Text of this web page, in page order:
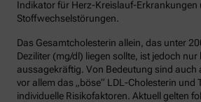
Indikator für Herz-Kreislauf-Erkrankungen
Stoffwechselstörungen.
Das Gesamtcholesterin allein, das unter
Deziliter (mg/dl) liegen sollte, ist jedoch nur
aussagekräftig. Von Bedeutung sind auch
vor allem das „böse“ LDL-Cholesterin und
individuelle Risikofaktoren. Aktuell gelten